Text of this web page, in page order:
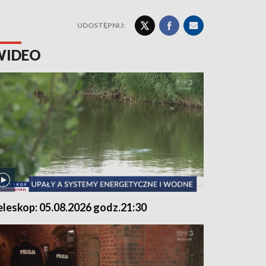
UDOSTĘPNIJ:
05.08.2026 godz.21:30